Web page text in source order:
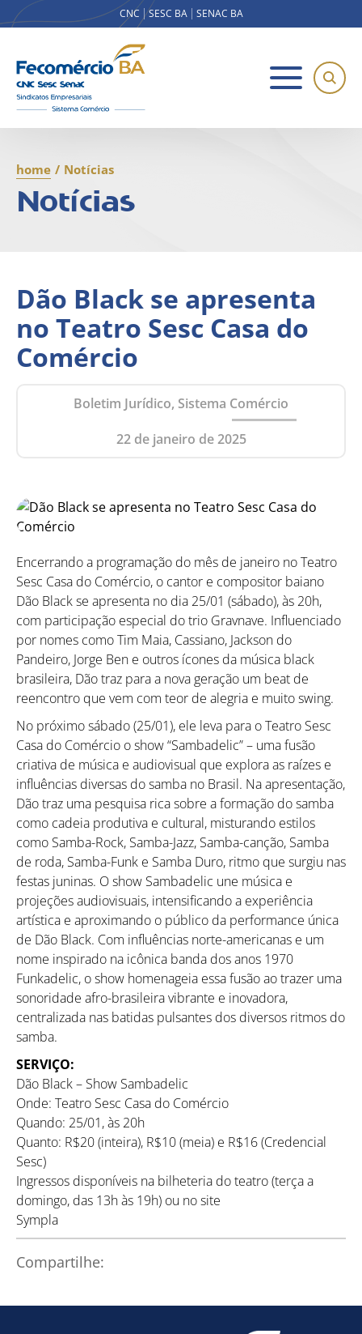
CNC SESC BA SENAC BA
Como utilizar
home / Notícias
Notícias
Dão Black se apresenta
no Teatro Sesc Casa do
Comércio
Boletim Jurídico, Sistema Comércio
22 de janeiro de 2025
Encerrando a programação do mês de janeiro no Teatro
Sesc Casa do Comércio, o cantor e compositor baiano
Dão Black se apresenta no dia 25/01 (sábado), às 20h,
com participação especial do trio Gravnave. Influenciado
por nomes como Tim Maia, Cassiano, Jackson do
Pandeiro, Jorge Ben e outros ícones da música black
brasileira, Dão traz para a nova geração um beat de
reencontro que vem com teor de alegria e muito swing.
No próximo sábado (25/01), ele leva para o Teatro Sesc
Casa do Comércio o show “Sambadelic” – uma fusão
criativa de música e audiovisual que explora as raízes e
influências diversas do samba no Brasil. Na apresentação,
Dão traz uma pesquisa rica sobre a formação do samba
como cadeia produtiva e cultural, misturando estilos
como Samba-Rock, Samba-Jazz, Samba-canção, Samba
de roda, Samba-Funk e Samba Duro, ritmo que surgiu nas
festas juninas. O show Sambadelic une música e
projeções audiovisuais, intensificando a experiência
artística e aproximando o público da performance única
de Dão Black. Com influências norte-americanas e um
nome inspirado na icônica banda dos anos 1970
Funkadelic, o show homenageia essa fusão ao trazer uma
sonoridade afro-brasileira vibrante e inovadora,
centralizada nas batidas pulsantes dos diversos ritmos do
samba.
SERVIÇO:
Dão Black – Show Sambadelic
Onde: Teatro Sesc Casa do Comércio
Quando: 25/01, às 20h
Quanto: R$20 (inteira), R$10 (meia) e R$16 (Credencial
Sesc)
Ingressos disponíveis na bilheteria do teatro (terça a
domingo, das 13h às 19h) ou no site
Sympla
Compartilhe: